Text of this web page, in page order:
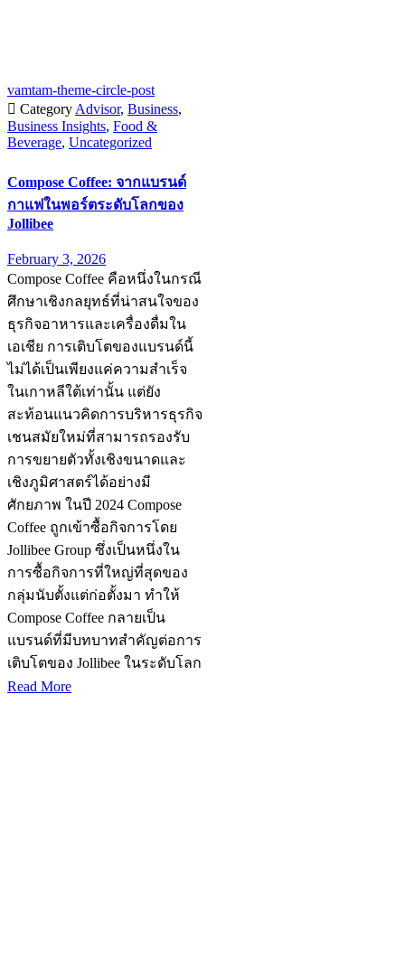
vamtam-theme-circle-post
 Category Advisor, Business,
Business Insights, Food &
Beverage, Uncategorized
Compose Coffee: จากแบรนด์
กาแฟในพอร์ตระดับโลกของ
Jollibee
February 3, 2026
Compose Coffee คือหนึ่งในกรณี
ศึกษาเชิงกลยุทธ์ที่น่าสนใจของ
ธุรกิจอาหารและเครื่องดื่มใน
เอเชีย การเติบโตของแบรนด์นี้
ไม่ได้เป็นเพียงแค่ความสำเร็จ
ในเกาหลีใต้เท่านั้น แต่ยัง
สะท้อนแนวคิดการบริหารธุรกิจ
เชนสมัยใหม่ที่สามารถรองรับ
การขยายตัวทั้งเชิงขนาดและ
เชิงภูมิศาสตร์ได้อย่างมี
ศักยภาพ ในปี 2024 Compose
Coffee ถูกเข้าซื้อกิจการโดย
Jollibee Group ซึ่งเป็นหนึ่งใน
การซื้อกิจการที่ใหญ่ที่สุดของ
กลุ่มนับตั้งแต่ก่อตั้งมา ทำให้
Compose Coffee กลายเป็น
แบรนด์ที่มีบทบาทสำคัญต่อการ
เติบโตของ Jollibee ในระดับโลก
Read More